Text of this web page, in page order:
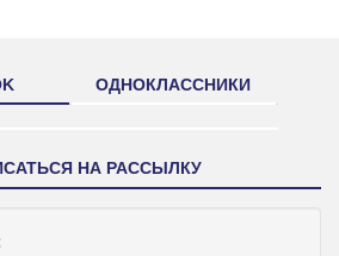
ОДНОКЛАССНИКИ
НА РАССЫЛКУ